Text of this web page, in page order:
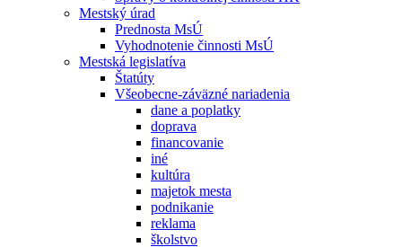
Mestský úrad
Prednosta MsÚ
Vyhodnotenie činnosti MsÚ
Mestská legislatíva
Štatúty
Všeobecne-záväzné nariadenia
dane a poplatky
doprava
financovanie
iné
kultúra
majetok mesta
podnikanie
reklama
školstvo